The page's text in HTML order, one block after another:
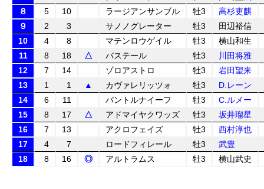
８
5 10 ラージアンサンブル 牡3
高杉吏麒
９
2 3 サノノグレーター 牡3
田辺裕信
10
4 8 マテンロウゲイル 牡3
横山和生
11
8 18 △ バステール 牡3
川田将雅
12
7 14 ゾロアストロ 牡3
岩田望来
13
1 1 ▲ カヴァレリッツォ 牡3
D.レーン
14
6 11 パントルナイーフ 牡3
C.ルメー
15
8 17 △ アドマイヤクワッズ 牡3
坂井瑠星
16
7 13 アクロフェイズ 牡3
西村淳也
17
4 7 ロードフィレール 牡3
武豊
18
8 16 ◎ アルトラムス 牡3 横山武史